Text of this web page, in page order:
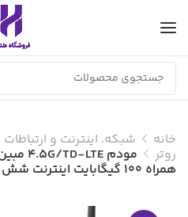
خانه شبکه. اینترنت و ارتباطات
روتر
همراه 100 گیگابایت اینترنت شش ماهه